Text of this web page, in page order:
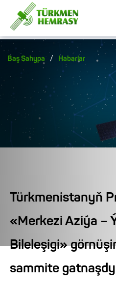
Baş Sahypa / Habarlar
Türkmenistanyň
«Merkezi Aziýa –
Bileleşigi»
sammite gatnaşdy